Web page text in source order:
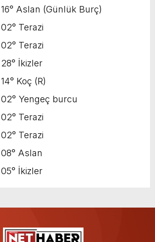
16° Aslan (Günlük Burç)
02° Terazi
02° Terazi
28° İkizler
14° Koç (R)
02° Yengeç burcu
02° Terazi
02° Terazi
08° Aslan
05° İkizler